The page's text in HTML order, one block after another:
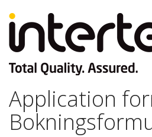
Application